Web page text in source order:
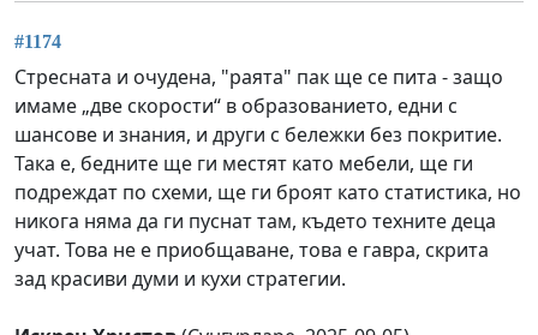
#1174
Стресната и очудена, "раята" пак ще се пита - защо
имаме „две скорости“ в образованието, едни с
шансове и знания, и други с бележки без покритие.
Така е, бедните ще ги местят като мебели, ще ги
подреждат по схеми, ще ги броят като статистика, но
никога няма да ги пуснат там, където техните деца
учат. Това не е приобщаване, това е гавра, скрита
зад красиви думи и кухи стратегии.